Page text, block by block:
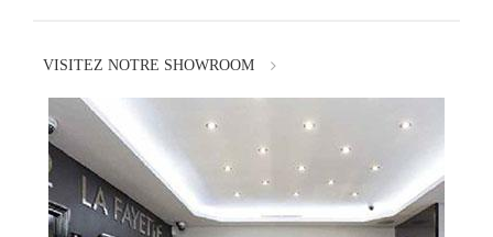
VISITEZ NOTRE SHOWROOM